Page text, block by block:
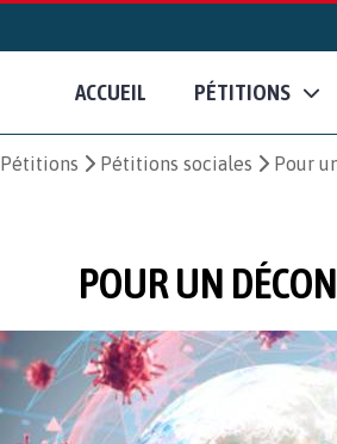
ACCUEIL PÉTITIONS
Pétitions Pétitions sociales Pour
POUR UN